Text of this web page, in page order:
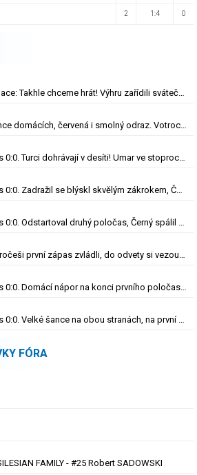
2 1:4 0
Kozlovi vyšla změna formace: Takhle chceme hrát! Výhru zařídili sváteční hlavičkáři
Hradec - Besiktas 0:1. Šance domácích, červená i smolný odraz. Votroci budou dotahovat
ONLINE: Hradec - Besiktas 0:0. Turci dohrávají v desíti! Umar ve stoprocentní šanci selhal
ONLINE: Hradec - Besiktas 0:0. Zadražil se blýskl skvělým zákrokem, Černý nedal tutovku
ONLINE: Hradec - Besiktas 0:0. Odstartoval druhý poločas, Černý spálil obrovskou šanci
Jablonec – RFS 2:0. Severočeši první zápas zvládli, do odvety si vezou nadějný náskok
ONLINE: Hradec - Besiktas 0:0. Domácí nápor na konci prvního poločasu, branka zatím nepadla
ONLINE: Hradec - Besiktas 0:0. Velké šance na obou stranách, na první gól se zatím čeká
FÓRA
FAMILY - #25 Robert SADOWSKI